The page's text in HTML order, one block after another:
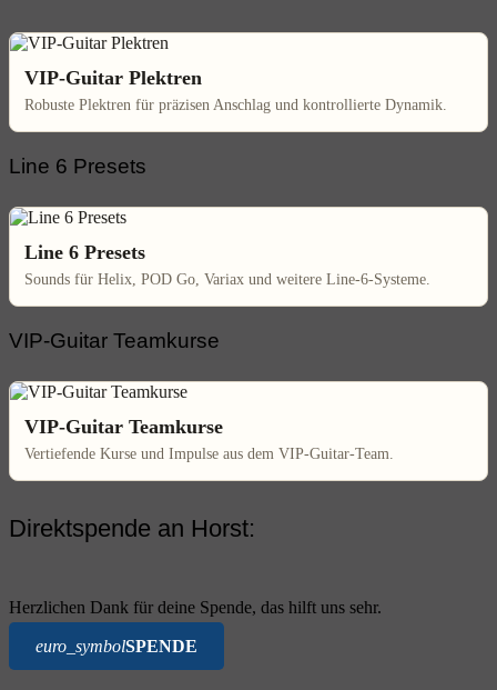
VIP-Guitar Plektren
Robuste Plektren für präzisen Anschlag und kontrollierte Dynamik.
Line 6 Presets
Line 6 Presets
Sounds für Helix, POD Go, Variax und weitere Line-6-Systeme.
VIP-Guitar Teamkurse
VIP-Guitar Teamkurse
Vertiefende Kurse und Impulse aus dem VIP-Guitar-Team.
Direktspende an Horst:
Herzlichen Dank für deine Spende, das hilft uns sehr.
euro_symbolSPENDE